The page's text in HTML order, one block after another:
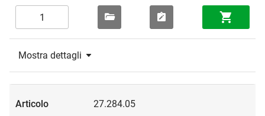
Mostra dettagli
27.284.05